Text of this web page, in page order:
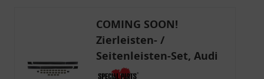
COMING SOON!
Zierleisten- /
Seitenleisten-Set, Audi
80 Cabrio, Coupe, S2, (6x